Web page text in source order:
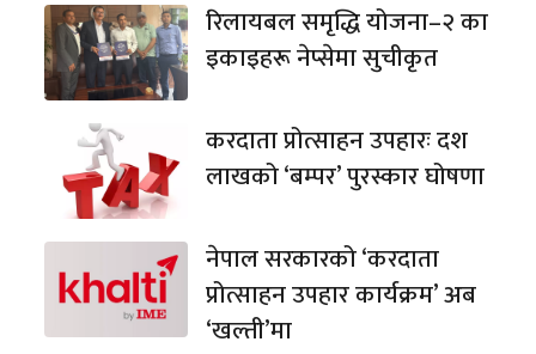
रिलायबल समृद्धि योजना–२ का
इकाइहरू नेप्सेमा सुचीकृत
करदाता प्रोत्साहन उपहारः दश
लाखको ‘बम्पर’ पुरस्कार घोषणा
नेपाल सरकारको ‘करदाता
प्रोत्साहन उपहार कार्यक्रम’ अब
‘खल्ती’मा